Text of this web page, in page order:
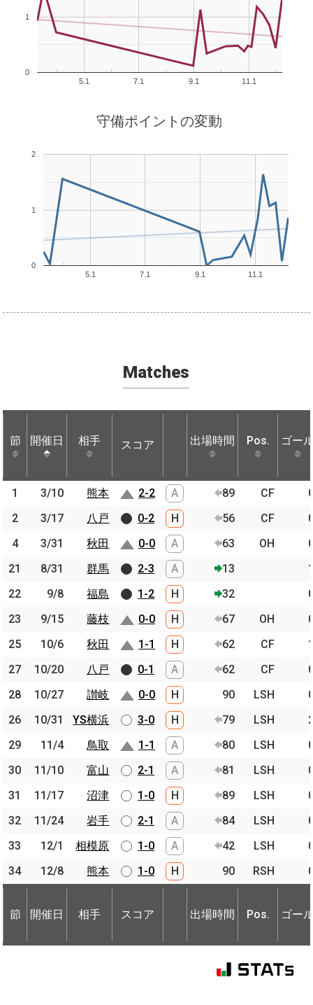
5.1 7.1 9.1 11.1
0
1
守備ポイントの変動
5.1 7.1 9.1 11.1
0
1
2
Matches
節 開催日 相手 スコア 出場時間 Pos. ゴー
節 開催日 相手 スコア 出場時間 Pos. ゴー
1 3/10 熊本 2-2 A 89 CF
2
3/17 八戸 0-2 H 56 CF
4
3/31 秋田 0-0 A 63 OH
21
8/31 群馬 2-3 A 13
22
9/8 福島 1-2 H 32
23
9/15 藤枝 0-0 H 67 OH
25
10/6 秋田 1-1 H 62 CF
27
10/20 八戸 0-1 A 62 CF
28
10/27 讃岐 0-0 H 90 LSH
26
10/31 YS横浜 3-0 H 79 LSH
29
11/4 鳥取 1-1 A 80 LSH
30
11/10 富山 2-1 A 81 LSH
31
11/17 沼津 1-0 H 89 LSH
32
11/24 岩手 2-1 A 84 LSH
33
12/1 相模原 1-0 A 42 LSH
34
12/8 熊本 1-0 H 90 RSH
節 開催日 相手 スコア 出場時間 Pos. ゴー
節 開催日 相手
1 3/10
熊本
2
3/17
八戸
4
3/31
秋田
21
8/31
群馬
22
9/8
福島
23
9/15
藤枝
25
10/6
秋田
27
10/20
八戸
28
10/27
讃岐
26
10/31
YS横浜
29
11/4
鳥取
30
11/10
富山
31
11/17
沼津
32
11/24
岩手
33
12/1
相模原
34
12/8 熊本
節 開催日 相手